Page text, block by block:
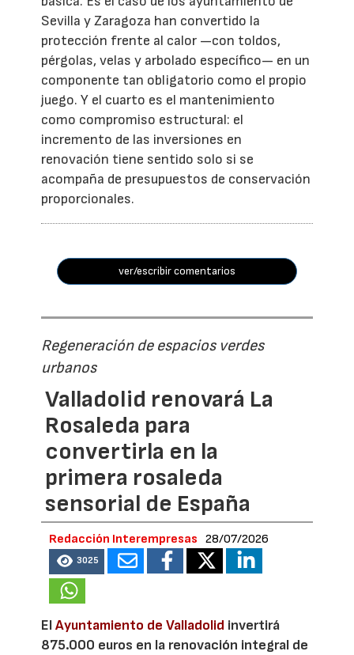
Sevilla y Zaragoza han convertido la
protección frente al calor —con toldos,
pérgolas, velas y arbolado específico— en un
componente tan obligatorio como el propio
juego. Y el cuarto es el mantenimiento
como compromiso estructural: el
incremento de las inversiones en
renovación tiene sentido solo si se
acompaña de presupuestos de conservación
proporcionales.
ver/escribir comentarios
Regeneración de espacios verdes
urbanos
Valladolid renovará La
Rosaleda para
convertirla en la
primera rosaleda
sensorial de España
Redacción Interempresas 28/07/2026
3025
ElAyuntamiento de Valladolid invertirá
875.000 euros en la renovación integral de